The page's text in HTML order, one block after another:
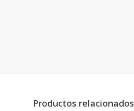
Productos relacionados